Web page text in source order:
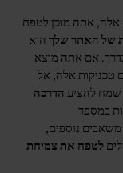
אלה, אתה מוכן לטפח
של האתר שלךהוא
אם אתה מוצא
טכניקות אלה, אל
שמח להציעהדרכה
במספר
משאבים נוספים,
לטפח את צמיחת